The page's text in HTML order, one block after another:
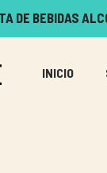
DE BEBIDAS
INICIO